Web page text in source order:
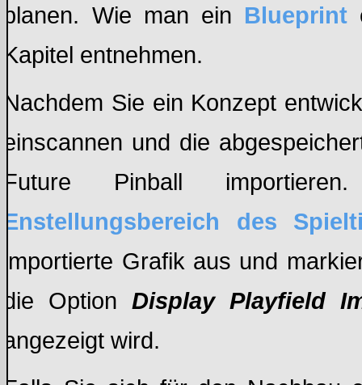
planen. Wie man ein Blueprint
Kapitel entnehmen.
Nachdem Sie ein Konzept
einscannen und die
Future Pinball
Enstellungsbereich des
importierte Grafik aus und
die OptionDisplay Playfield
angezeigt wird.